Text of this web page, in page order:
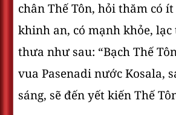
chân Thế Tôn, hỏi thăm có
khinh an, có mạnh khỏe,
thưa như sau: “Bạch Thế
vua Pasenadi nước Kosala,
sáng, sẽ đến yết kiến Thế